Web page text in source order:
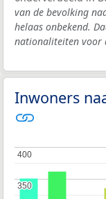
van de bevolking
helaas onbekend.
nationaliteiten voor
Inwoners
350
350
400
400